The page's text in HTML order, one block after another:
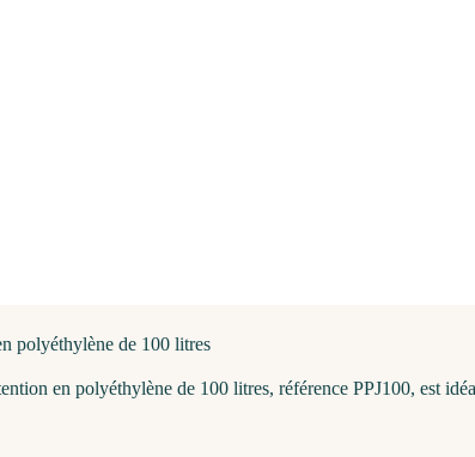
polyéthylène de 100 litres
en polyéthylène de 100 litres, référence PPJ100, est